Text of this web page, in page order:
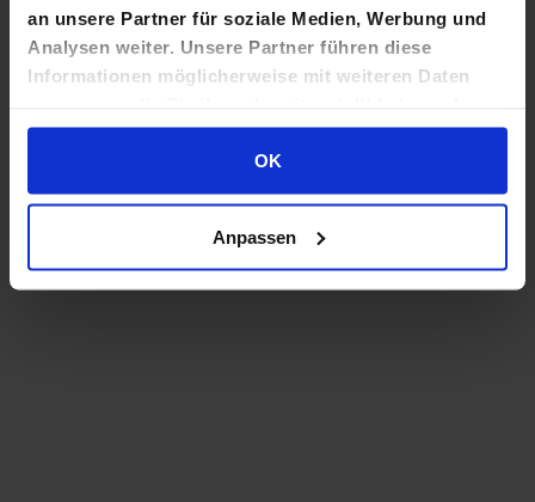
an unsere Partner für soziale Medien, Werbung und
Analysen weiter. Unsere Partner führen diese
Informationen möglicherweise mit weiteren Daten
die sie im Rahmen Ihrer Nutzung der Dienste
OK
Anpassen